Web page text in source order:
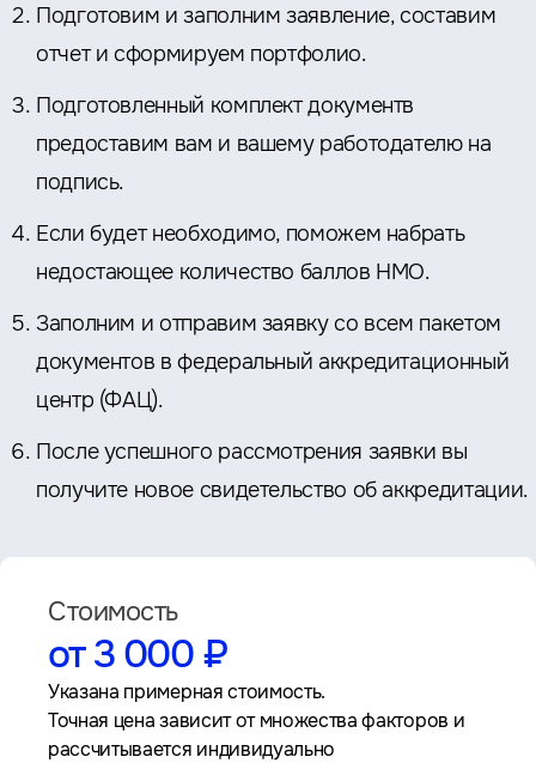
Подготовим и заполним заявление, составим
отчет и сформируем портфолио.
Подготовленный комплект документв
предоставим вам и вашему работодателю на
подпись.
Если будет необходимо, поможем набрать
недостающее количество баллов НМО.
Заполним и отправим заявку со всем пакетом
документов в федеральный аккредитационный
центр (ФАЦ).
После успешного рассмотрения заявки вы
получите новое свидетельство об аккредитации.
Стоимость
от 3 000 ₽
Указана примерная стоимость.
Точная цена зависит от множества факторов и
рассчитывается индивидуально